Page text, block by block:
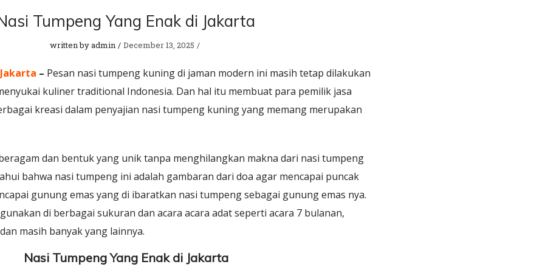
Tumpeng Yang Enak di Jakarta
written byadmin December 13, 2025
– Pesan nasi tumpeng kuning di jaman modern ini masih tetap dilakukan
kuliner traditional Indonesia. Dan hal itu membuat para pemilik jasa
kreasi dalam penyajian nasi tumpeng kuning yang memang merupakan
dan bentuk yang unik tanpa menghilangkan makna dari nasi tumpeng
bahwa nasi tumpeng ini adalah gambaran dari doa agar mencapai puncak
gunung emas yang di ibaratkan nasi tumpeng sebagai gunung emas nya.
di berbagai sukuran dan acara acara adat seperti acara 7 bulanan,
masih banyak yang lainnya.
Nasi Tumpeng Yang Enak di Jakarta